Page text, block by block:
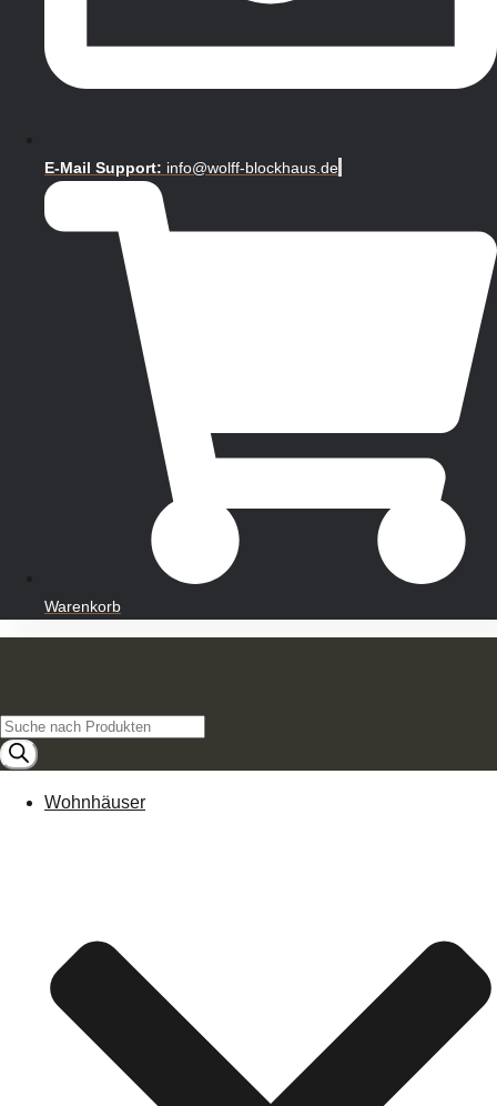
E-Mail Support: info@wolff-blockhaus.de
Warenkorb
Products
search
Wohnhäuser